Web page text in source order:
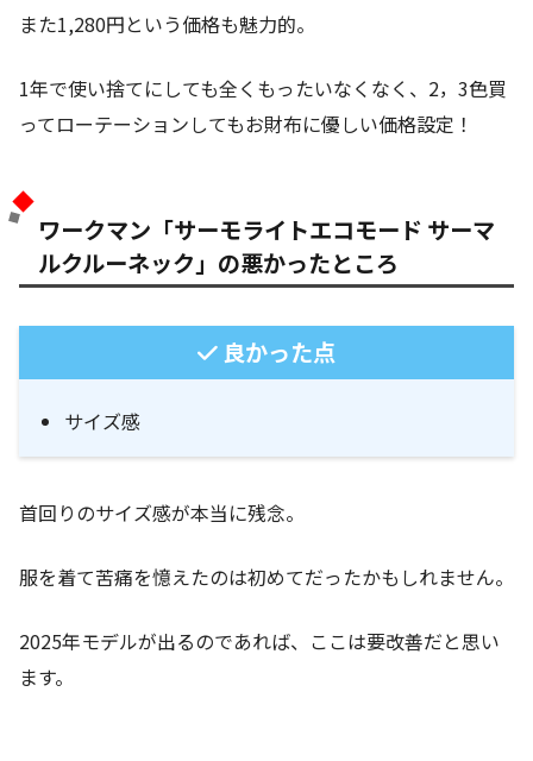
また1,280円という価格も魅力的。
1年で使い捨てにしても全くもったいなくなく、2，3色買
ってローテーションしてもお財布に優しい価格設定！
ワークマン「サーモライトエコモード サーマ
ルクルーネック」の悪かったところ
良かった点
サイズ感
首回りのサイズ感が本当に残念。
服を着て苦痛を憶えたのは初めてだったかもしれません。
2025年モデルが出るのであれば、ここは要改善だと思い
ます。